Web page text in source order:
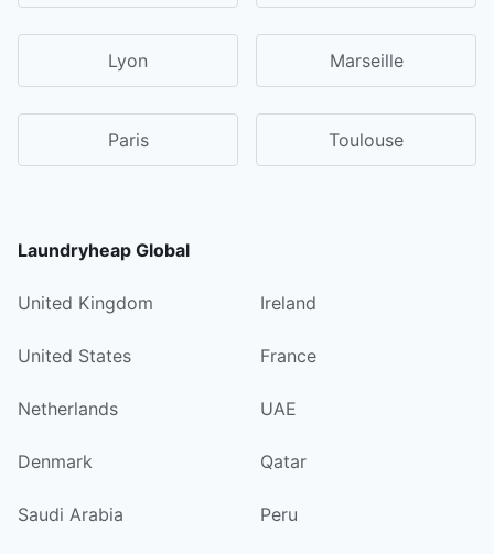
Lyon Marseille
Paris Toulouse
Laundryheap Global
United Kingdom Ireland
United States France
Netherlands UAE
Denmark Qatar
Saudi Arabia Peru